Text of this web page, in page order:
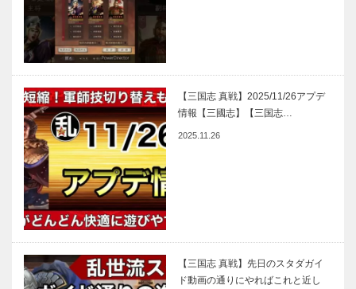
【三国志 真戦】2025/11/26アプデ
情報【三國志】【三国志…
2025.11.26
【三国志 真戦】先日のスタダガイ
ド動画の通りにやればこれと近し